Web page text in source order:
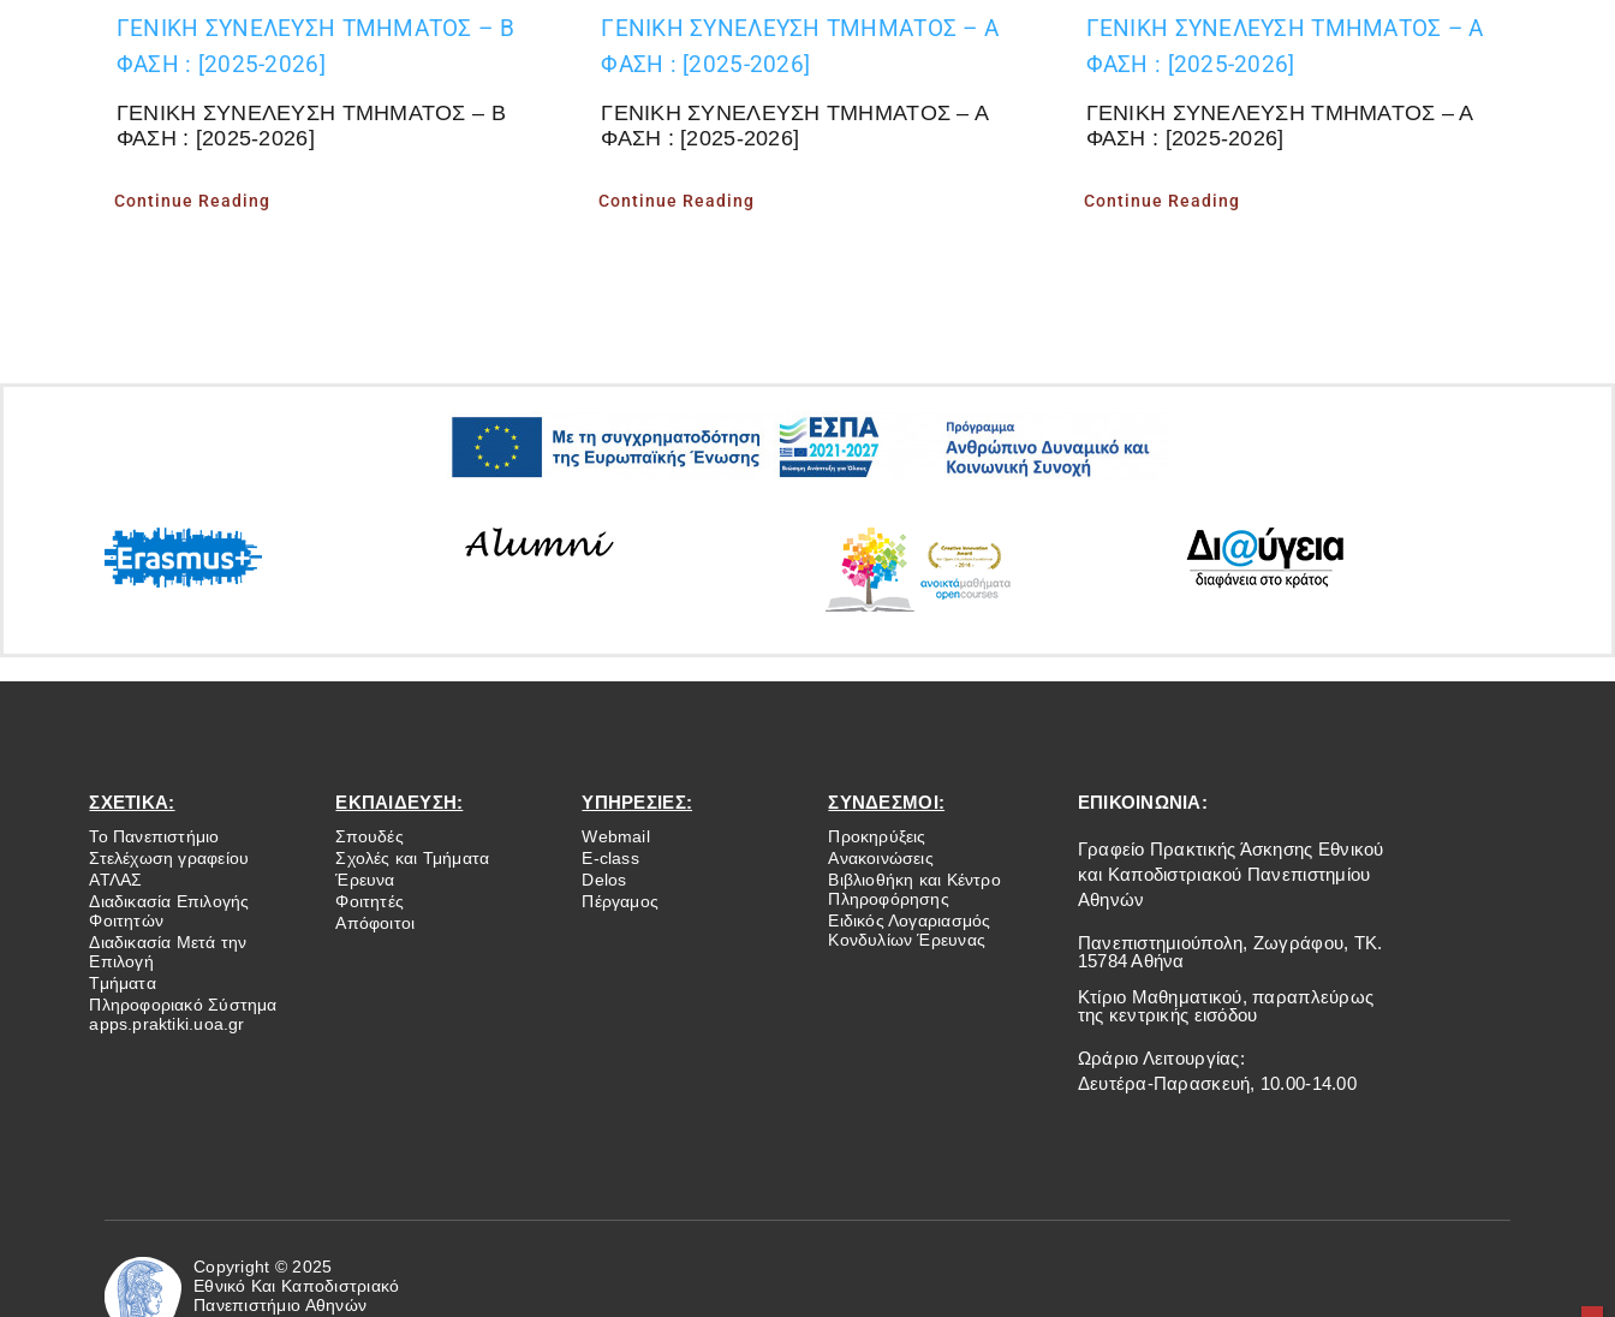
ΓΕΝΙΚΗ ΣΥΝΕΛΕΥΣΗ ΤΜΗΜΑΤΟΣ – Β
ΦΑΣΗ : [2025-2026]
ΓΕΝΙΚΗ ΣΥΝΕΛΕΥΣΗ ΤΜΗΜΑΤΟΣ – Β
ΦΑΣΗ : [2025-2026]
Continue Reading
ΓΕΝΙΚΗ ΣΥΝΕΛΕΥΣΗ ΤΜΗΜΑΤΟΣ – Α
ΦΑΣΗ : [2025-2026]
ΓΕΝΙΚΗ ΣΥΝΕΛΕΥΣΗ ΤΜΗΜΑΤΟΣ – Α
ΦΑΣΗ : [2025-2026]
Continue Reading
ΓΕΝΙΚΗ ΣΥΝΕΛΕΥΣΗ ΤΜΗΜΑΤΟΣ – Α
ΦΑΣΗ : [2025-2026]
ΓΕΝΙΚΗ ΣΥΝΕΛΕΥΣΗ ΤΜΗΜΑΤΟΣ – Α
ΦΑΣΗ : [2025-2026]
Continue Reading
ΣΧΕΤΙΚΑ:
Το Πανεπιστήμιο
Στελέχωση γραφείου
ΑΤΛΑΣ
Διαδικασία Επιλογής
Φοιτητών
Διαδικασία Μετά την
Επιλογή
Τμήματα
Πληροφοριακό Σύστημα
apps.praktiki.uoa.gr
ΕΚΠΑΙΔΕΥΣΗ:
Σπουδές
Σχολές και Τμήματα
Έρευνα
Φοιτητές
Απόφοιτοι
ΥΠΗΡΕΣΙΕΣ:
Webmail
E-class
Delos
Πέργαμος
ΣΥΝΔΕΣΜΟΙ:
Προκηρύξεις
Ανακοινώσεις
Βιβλιοθήκη και Κέντρο
Πληροφόρησης
Ειδικός Λογαριασμός
Κονδυλίων Έρευνας
ΕΠΙΚΟΙΝΩΝΙΑ:
Γραφείο Πρακτικής Άσκησης Εθνικού
και Καποδιστριακού Πανεπιστημίου
Αθηνών
Πανεπιστημιούπολη, Ζωγράφου, ΤΚ.
15784 Αθήνα
Κτίριο Μαθηματικού, παραπλεύρως
της κεντρικής εισόδου
Ωράριο Λειτουργίας:
Δευτέρα-Παρασκευή, 10.00-14.00
Copyright © 2025
Εθνικό Και Καποδιστριακό
Πανεπιστήμιο Αθηνών